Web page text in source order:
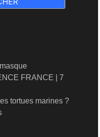
FRANCE | 7
tortues marines ?